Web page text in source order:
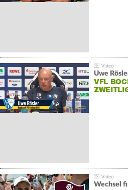
Uwe
VFL
Wechsel